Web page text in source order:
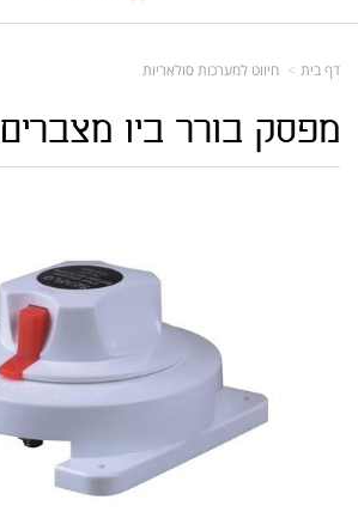
דף בית חיווט למערכות סולאריות
מפסק בורר ביו מצברים SEOFLO